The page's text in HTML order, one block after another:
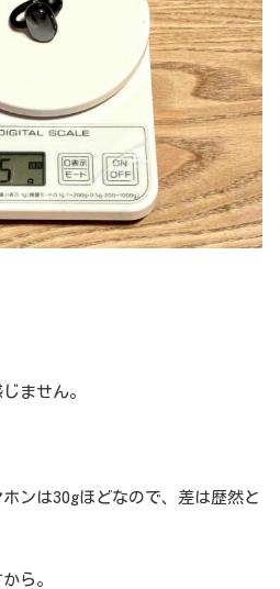
ません。
ンは30gほどなので、差は歴然と
ら。